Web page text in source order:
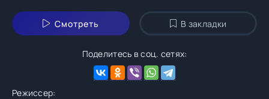
Смотреть В закладки
Поделитесь в соц. сетях:
Режиссер: